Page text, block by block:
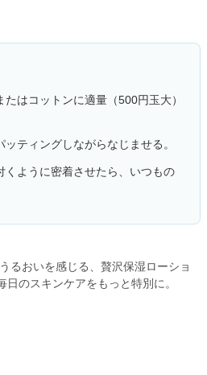
はコットンに適量（500円玉大）
ティングしながらなじませる。
くように密着させたら、いつもの
るおいを感じる、贅沢保湿ローショ
のスキンケアをもっと特別に。